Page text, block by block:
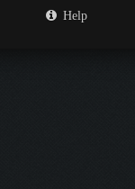
Help